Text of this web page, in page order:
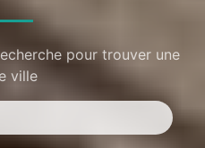
pour trouver une
ville